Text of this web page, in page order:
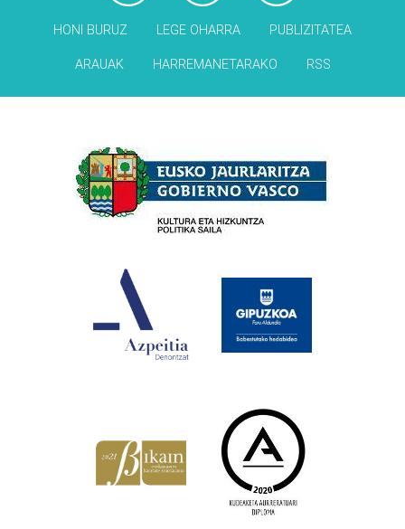
HONI BURUZ LEGE OHARRA PUBLIZITATEA
ARAUAK HARREMANETARAKO RSS